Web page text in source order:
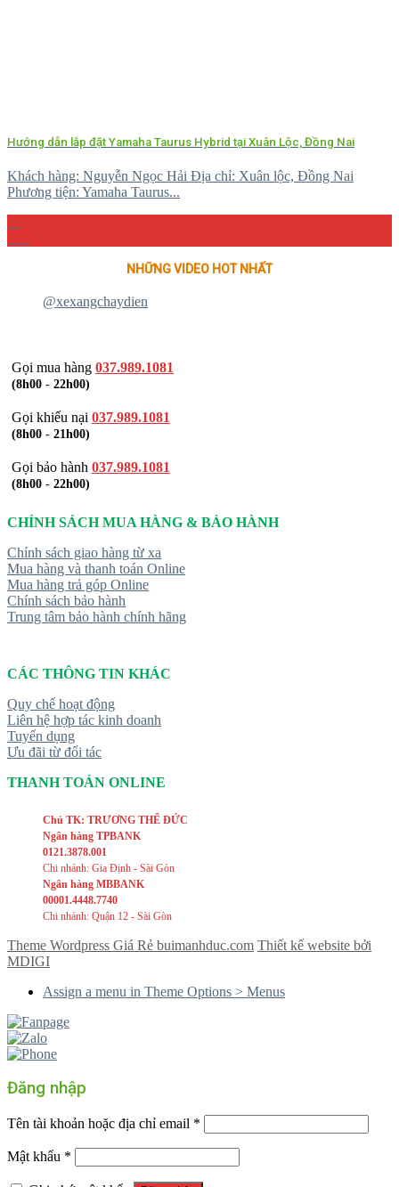
Hướng dẫn lắp đặt Yamaha Taurus Hybrid tại Xuân Lộc, Đồng Nai
Khách hàng: Nguyễn Ngọc Hải Địa chỉ: Xuân lộc, Đồng Nai
Phương tiện: Yamaha Taurus...
NHỮNG VIDEO HOT NHẤT
@xexangchaydien
Gọi mua hàng 037.989.1081
(8h00 - 22h00)
Gọi khiếu nại 037.989.1081
(8h00 - 21h00)
Gọi bảo hành 037.989.1081
(8h00 - 22h00)
CHÍNH SÁCH MUA HÀNG & BẢO HÀNH
Chính sách giao hàng từ xa
Mua hàng và thanh toán Online
Mua hàng trả góp Online
Chính sách bảo hành
Trung tâm bảo hành chính hãng
CÁC THÔNG TIN KHÁC
Quy chế hoạt động
Liên hệ hợp tác kinh doanh
Tuyển dụng
Ưu đãi từ đối tác
THANH TOÁN ONLINE
Chủ TK: TRƯƠNG THẾ ĐỨC
Ngân hàng TPBANK
0121.3878.001
Chi nhánh: Gia Định - Sài Gòn
Ngân hàng MBBANK
00001.4448.7740
Chi nhánh: Quận 12 - Sài Gòn
Theme Wordpress Giá Rẻ buimanhduc.com Thiết kế website bởi
MDIGI
Assign a menu in Theme Options > Menus
Đăng nhập
Tên tài khoản hoặc địa chỉ email *
Mật khẩu *